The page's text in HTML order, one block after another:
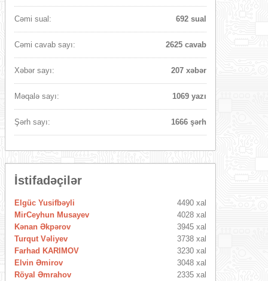
Cəmi sual: 692 sual
Cəmi cavab sayı: 2625 cavab
Xəbər sayı: 207 xəbər
Məqalə sayı: 1069 yazı
Şərh sayı: 1666 şərh
İstifadəçilər
Elgüc Yusifbəyli
4490 xal
MirCeyhun Musayev
4028 xal
Kənan Əkpərov
3945 xal
Turqut Vəliyev
3738 xal
Farhad KARIMOV
3230 xal
Elvin Əmirov
3048 xal
Röyal Əmrahov
2335 xal